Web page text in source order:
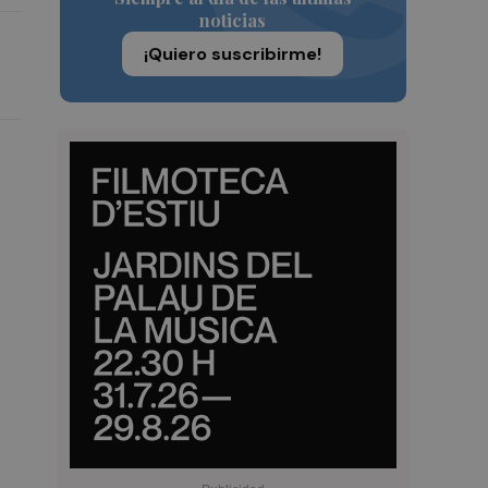
noticias
¡Quiero suscribirme!